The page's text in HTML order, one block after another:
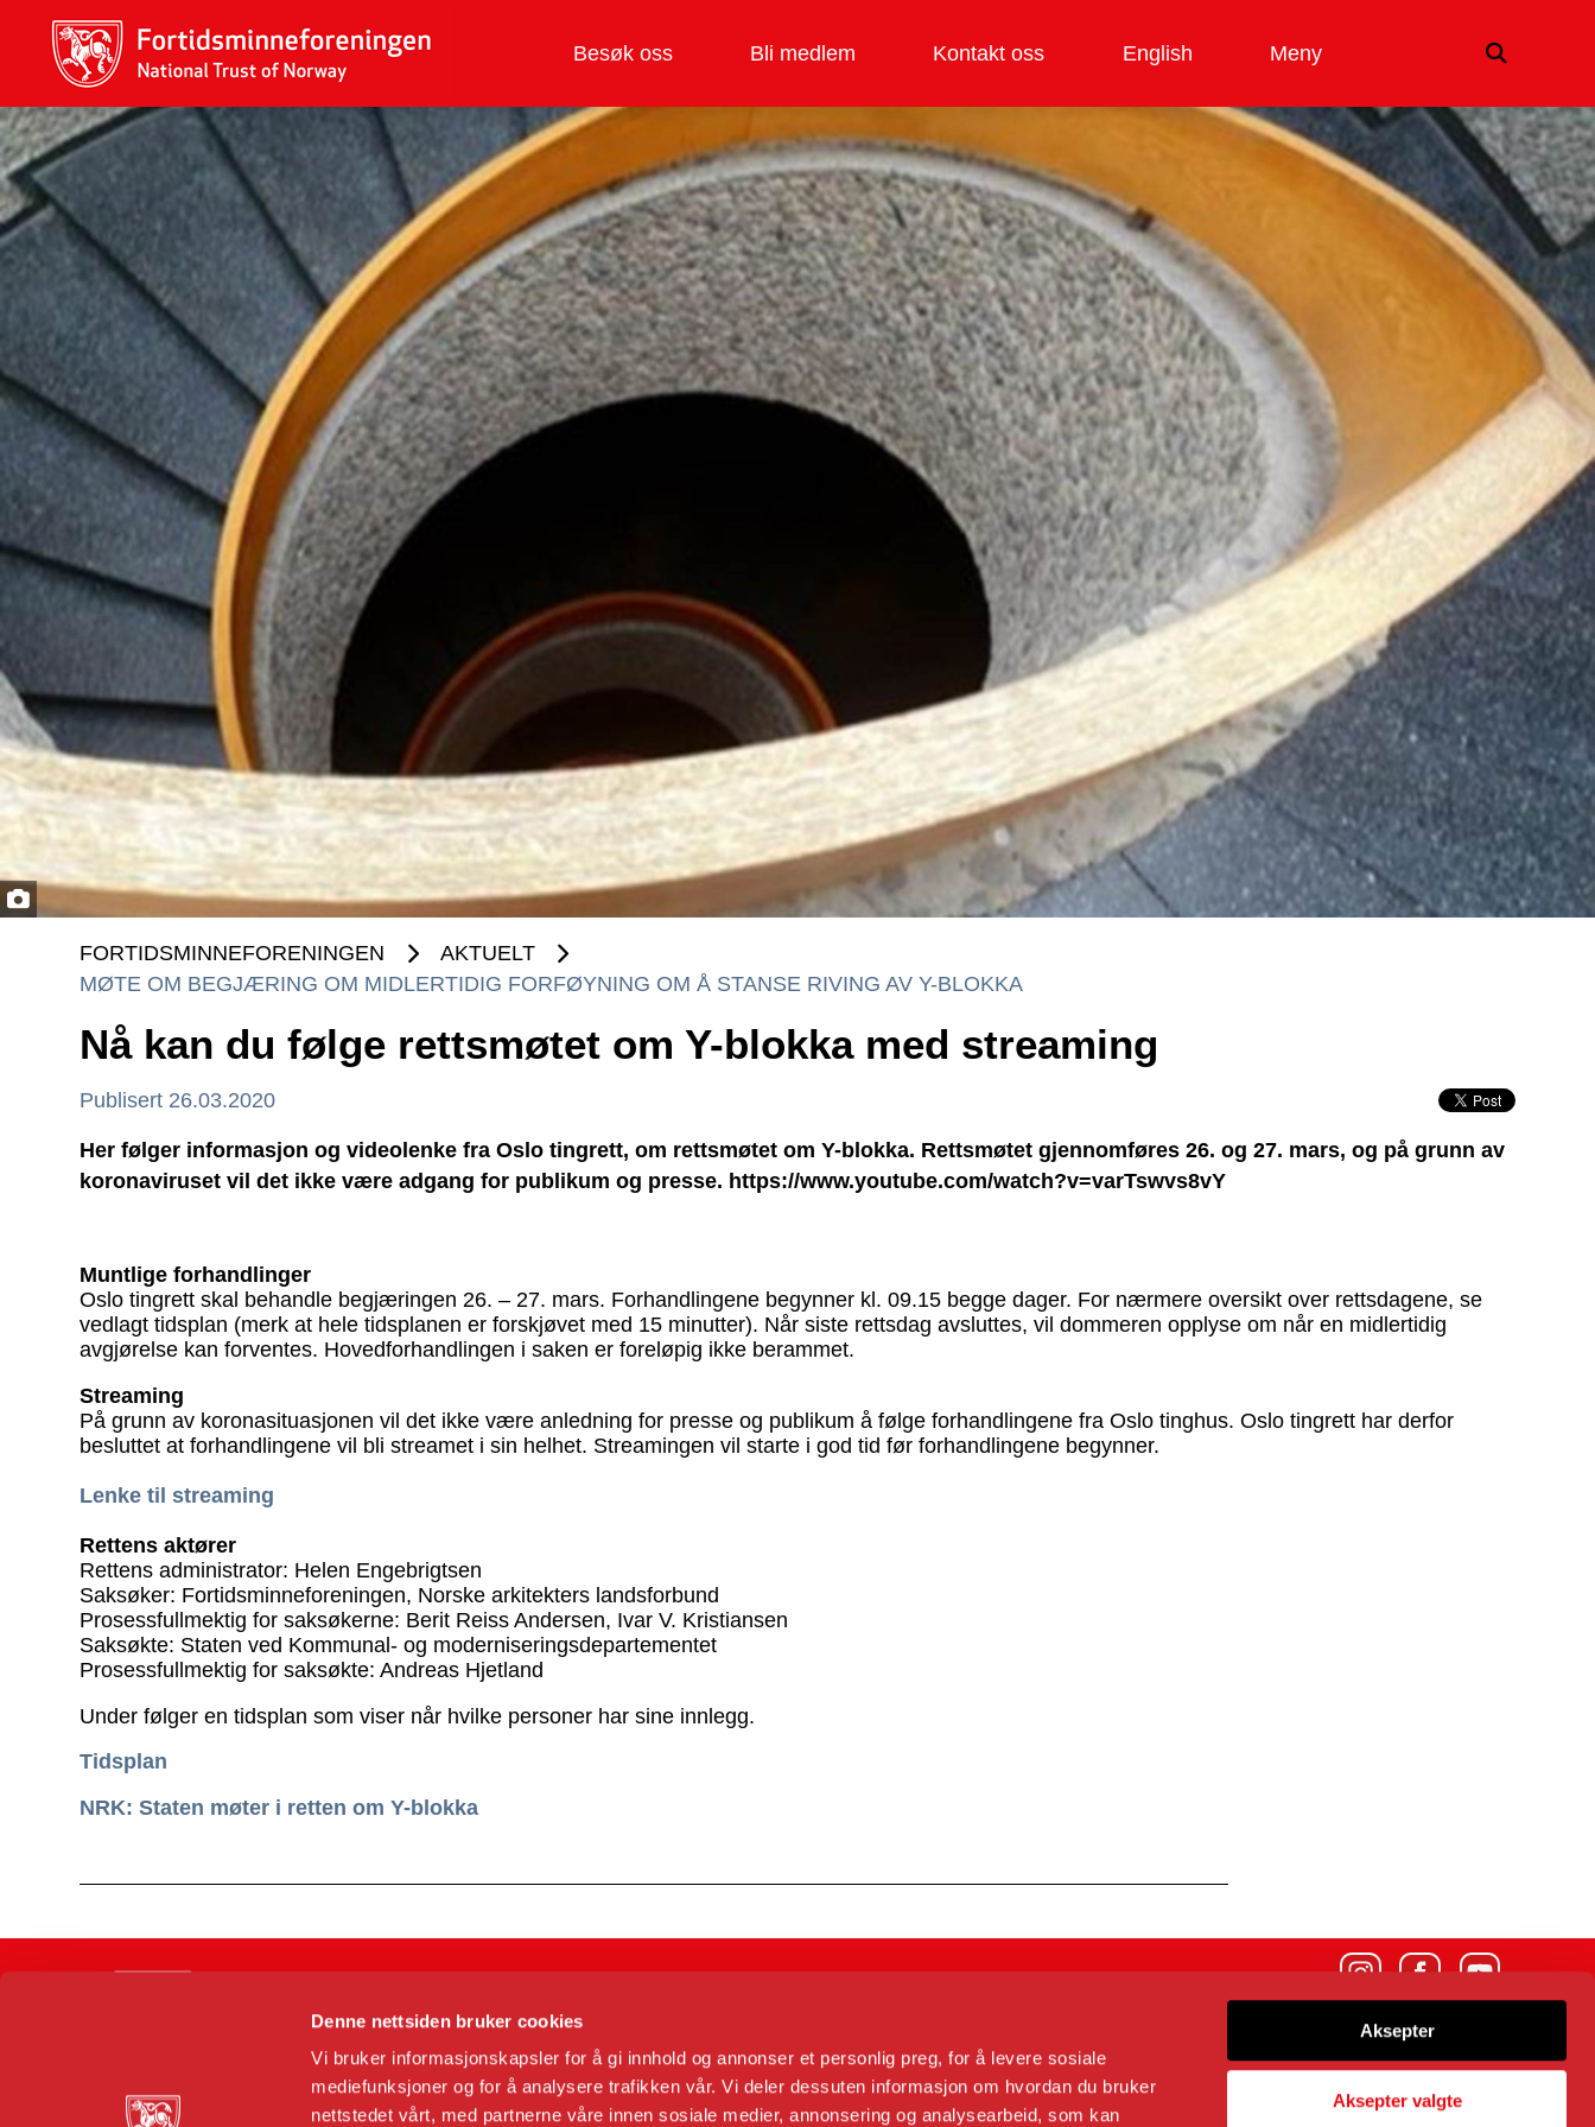
Denne nettsiden bruker cookies
Vi bruker informasjonskapsler for å gi innhold og annonser et personlig preg, for å levere sosiale
mediefunksjoner og for å analysere trafikken vår. Vi deler dessuten informasjon om hvordan du bruker
nettstedet vårt, med partnerne våre innen sosiale medier, annonsering og analysearbeid, som kan
Aksepter
Aksepter valgte
Besøk oss Bli medlem Kontakt oss English Meny
FORTIDSMINNEFORENINGEN
AKTUELT
MØTE OM BEGJÆRING OM MIDLERTIDIG FORFØYNING OM Å STANSE RIVING AV Y-BLOKKA
Nå kan du følge rettsmøtet om Y-blokka med streaming
Publisert 26.03.2020
Her følger informasjon og videolenke fra Oslo tingrett, om rettsmøtet om Y-blokka. Rettsmøtet gjennomføres 26. og 27. mars, og på grunn av
koronaviruset vil det ikke være adgang for publikum og presse. https://www.youtube.com/watch?v=varTswvs8vY
Muntlige forhandlinger
Oslo tingrett skal behandle begjæringen 26. – 27. mars. Forhandlingene begynner kl. 09.15 begge dager. For nærmere oversikt over rettsdagene, se
vedlagt tidsplan (merk at hele tidsplanen er forskjøvet med 15 minutter). Når siste rettsdag avsluttes, vil dommeren opplyse om når en midlertidig
avgjørelse kan forventes. Hovedforhandlingen i saken er foreløpig ikke berammet.
Streaming
På grunn av koronasituasjonen vil det ikke være anledning for presse og publikum å følge forhandlingene fra Oslo tinghus. Oslo tingrett har derfor
besluttet at forhandlingene vil bli streamet i sin helhet. Streamingen vil starte i god tid før forhandlingene begynner.
Lenke til streaming
Rettens aktører
Rettens administrator: Helen Engebrigtsen
Saksøker: Fortidsminneforeningen, Norske arkitekters landsforbund
Prosessfullmektig for saksøkerne: Berit Reiss Andersen, Ivar V. Kristiansen
Saksøkte: Staten ved Kommunal- og moderniseringsdepartementet
Prosessfullmektig for saksøkte: Andreas Hjetland
Under følger en tidsplan som viser når hvilke personer har sine innlegg.
Tidsplan
NRK: Staten møter i retten om Y-blokka
N-0152 Oslo
Kommunikasjonssjef og ansvarlig redaktør
Alt innhold © Fortidsminneforeningen